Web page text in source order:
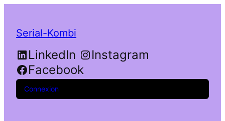
Serial-Kombi
LinkedIn
Instagram
Facebook
Connexion